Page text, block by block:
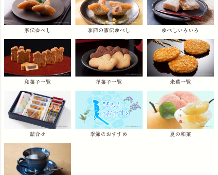
家伝ゆべし 季節の家伝ゆべし ゆべしいろいろ
和菓子一覧 洋菓子一覧 米菓一覧
詰合せ 季節のおすすめ 夏の和菓